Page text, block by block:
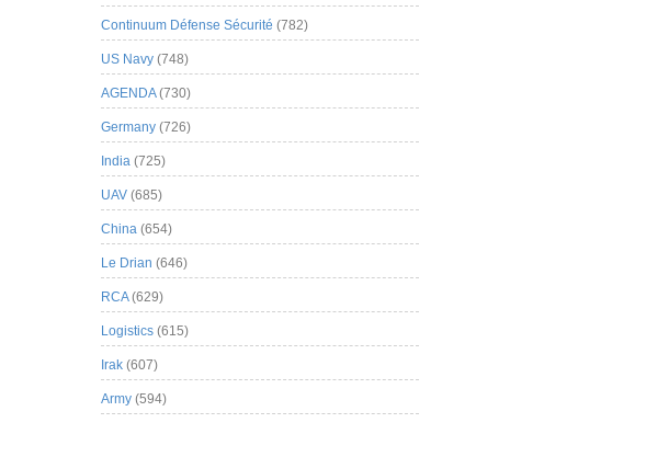
Continuum Défense Sécurité (782)
US Navy (748)
AGENDA(730)
Germany (726)
India (725)
UAV (685)
China (654)
Le Drian (646)
RCA(629)
Logistics (615)
Irak (607)
Army (594)